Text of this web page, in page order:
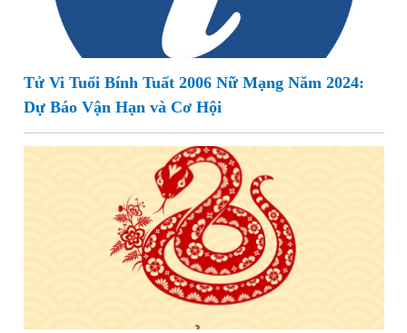
Tử Vi Tuổi Bính Tuất 2006 Nữ Mạng Năm 2024:
Dự Báo Vận Hạn và Cơ Hội